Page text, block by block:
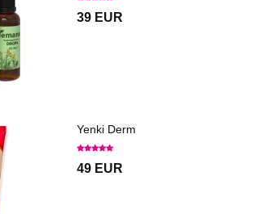
39 EUR
Yenki Derm
49 EUR